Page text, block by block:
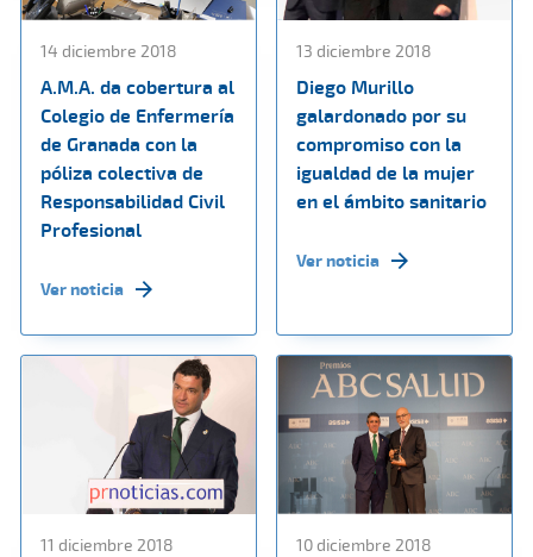
14 diciembre 2018
A.M.A. da cobertura al
Colegio de Enfermería
de Granada con la
póliza colectiva de
Responsabilidad Civil
Profesional
Ver noticia
13 diciembre 2018
Diego Murillo
galardonado por su
compromiso con la
igualdad de la mujer
en el ámbito sanitario
Ver noticia
11 diciembre 2018 10 diciembre 2018